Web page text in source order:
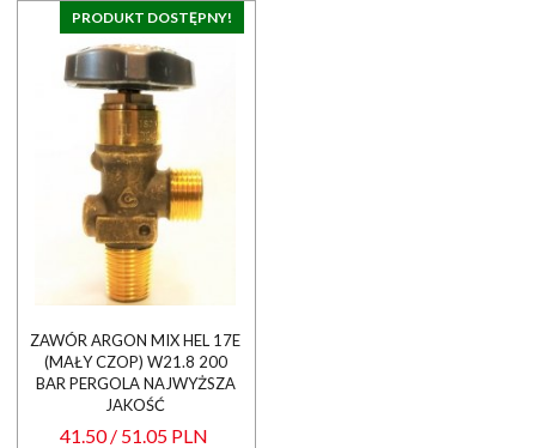
PRODUKT DOSTĘPNY!
ZAWÓR ARGON MIX HEL 17E
(MAŁY CZOP) W21.8 200
BAR PERGOLA NAJWYŻSZA
JAKOŚĆ
41.50 / 51.05 PLN